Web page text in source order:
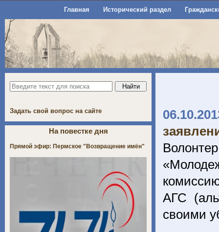
Главная Исторический раздел
АГС
своими
Задать свой вопрос на сайте
На повестке дня
Прямой эфир: Пермское "Возвращение имён"